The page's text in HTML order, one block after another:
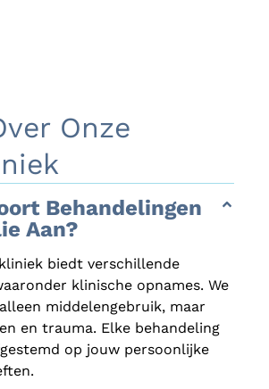
Onze
Behandelingen
Aan?
biedt verschillende
klinische opnames. We
middelengebruik, maar
en trauma. Elke behandeling
op jouw persoonlijke